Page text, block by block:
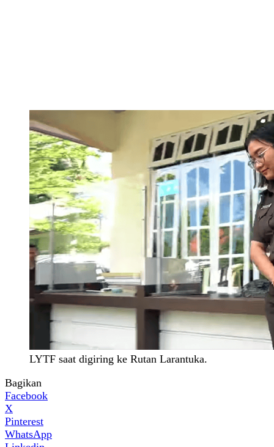
LYTF saat digiring ke Rutan Larantuka.
Bagikan
Facebook
X
Pinterest
WhatsApp